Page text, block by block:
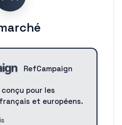
RefCampaign
pour les
et européens.